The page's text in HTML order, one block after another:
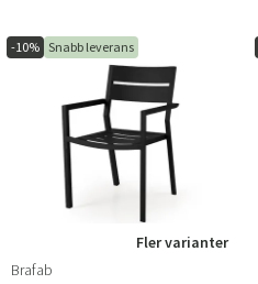
-10% Snabb leverans
Fler varianter
Brafab